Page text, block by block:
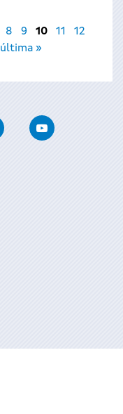
8 9 10 11
12
última »
InstagramYoutube